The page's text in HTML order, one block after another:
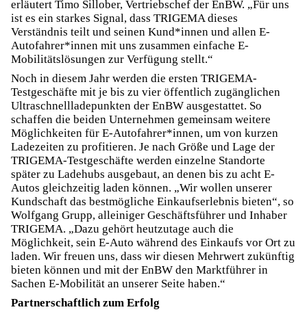
erläutert Timo Sillober, Vertriebschef der EnBW. „Für uns
ist es ein starkes Signal, dass TRIGEMA dieses
Verständnis teilt und seinen Kund*innen und allen E-
Autofahrer*innen mit uns zusammen einfache E-
Mobilitätslösungen zur Verfügung stellt.“
Noch in diesem Jahr werden die ersten TRIGEMA-
Testgeschäfte mit je bis zu vier öffentlich zugänglichen
Ultraschnellladepunkten der EnBW ausgestattet. So
schaffen die beiden Unternehmen gemeinsam weitere
Möglichkeiten für E-Autofahrer*innen, um von kurzen
Ladezeiten zu profitieren. Je nach Größe und Lage der
TRIGEMA-Testgeschäfte werden einzelne Standorte
später zu Ladehubs ausgebaut, an denen bis zu acht E-
Autos gleichzeitig laden können. „Wir wollen unserer
Kundschaft das bestmögliche Einkaufserlebnis bieten“, so
Wolfgang Grupp, alleiniger Geschäftsführer und Inhaber
TRIGEMA. „Dazu gehört heutzutage auch die
Möglichkeit, sein E-Auto während des Einkaufs vor Ort zu
laden. Wir freuen uns, dass wir diesen Mehrwert zukünftig
bieten können und mit der EnBW den Marktführer in
Sachen E-Mobilität an unserer Seite haben.“
Partnerschaftlich zum Erfolg